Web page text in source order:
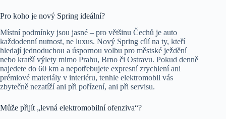
Pro koho je nový Spring ideální?
Místní podmínky jsou jasné – pro většinu Čechů je auto
každodenní nutnost, ne luxus. Nový Spring cílí na ty, kteří
hledají jednoduchou a úspornou volbu pro městské ježdění
nebo kratší výlety mimo Prahu, Brno či Ostravu. Pokud denně
najedete do 60 km a nepotřebujete expresní zrychlení ani
prémiové materiály v interiéru, tenhle elektromobil vás
zbytečně nezatíží ani při pořízení, ani při servisu.
Může přijít „levná elektromobilní ofenziva“?